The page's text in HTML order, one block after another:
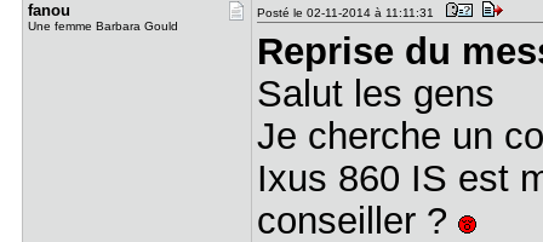
fanou
Une femme Barbara Gould
Posté le 02-11-2014 à 11:11:31
Reprise du
Salut les gens
Je cherche un
Ixus 860 IS est
conseiller ?